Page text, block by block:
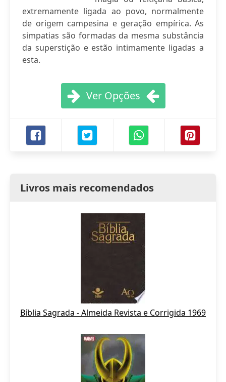
extremamente ligada ao povo, normalmente
de origem campesina e geração empírica. As
simpatias são formadas da mesma substância
da superstição e estão intimamente ligadas a
esta.
Ver Opções
Livros mais recomendados
Bíblia Sagrada - Almeida Revista e Corrigida 1969